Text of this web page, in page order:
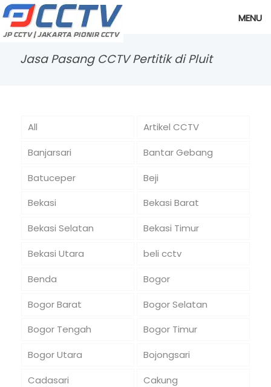
MENU
Jasa Pasang CCTV Pertitik di Pluit
All
Artikel CCTV
Banjarsari
Bantar Gebang
Batuceper
Beji
Bekasi
Bekasi Barat
Bekasi Selatan
Bekasi Timur
Bekasi Utara
beli cctv
Benda
Bogor
Bogor Barat
Bogor Selatan
Bogor Tengah
Bogor Timur
Bogor Utara
Bojongsari
Cadasari
Cakung